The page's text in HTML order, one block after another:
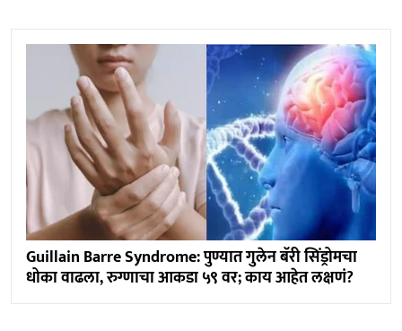
Guillain Barre Syndrome: पुण्यात गुलेन बॅरी सिंड्रोमचा
धोका वाढला, रुग्णाचा आकडा ५९ वर; काय आहेत लक्षणं?